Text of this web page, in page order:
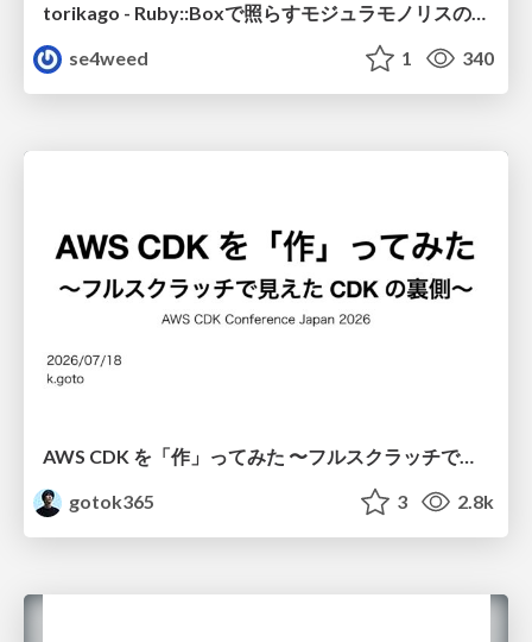
torikago - Ruby::Boxで照らすモジュラモノリスの実行境界
se4weed
1 340
AWS CDK を「作」ってみた 〜フルスクラッチで見えた CDK の裏側〜 / aws-cdk-from-scratch
gotok365
3 2.8k